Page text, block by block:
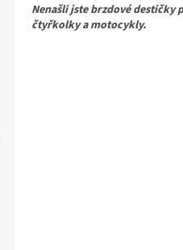
Nenašli jste brzdové destičky
čtyřkolky a motocykly.